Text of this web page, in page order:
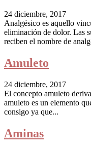
24 diciembre, 2017
Analgésico es aquello
eliminación de dolor. Las
reciben el nombre de
Amuleto
24 diciembre, 2017
El concepto amuleto
amuleto es un elemento
consigo ya que...
Aminas